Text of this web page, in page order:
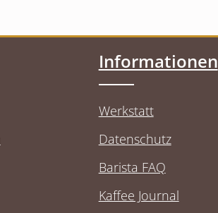
Informationen
Werkstatt
Datenschutz
Barista FAQ
Kaffee Journal